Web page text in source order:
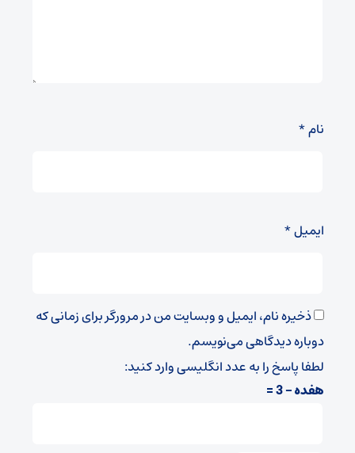
نام*
ایمیل*
ذخیره نام، ایمیل و وبسایت من در مرورگر برای زمانی که
دوباره دیدگاهی می‌نویسم.
لطفا پاسخ را به عدد انگلیسی وارد کنید:
هفده − 3 =